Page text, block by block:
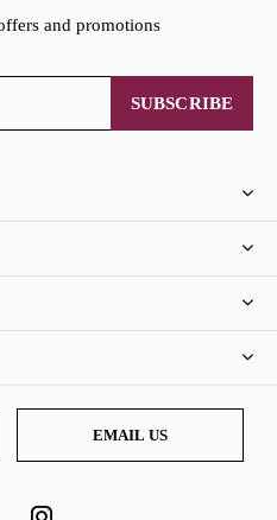
and promotions
SUBSCRIBE
EMAIL US